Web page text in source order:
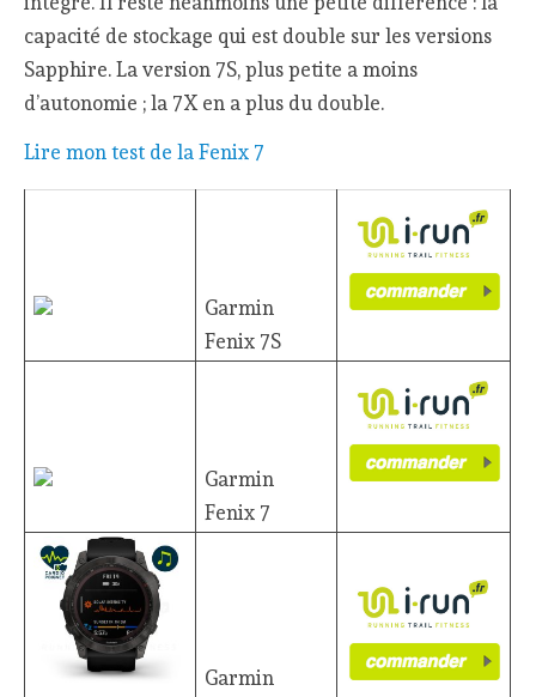
capacité de stockage qui est double sur les versions
Sapphire. La version 7S, plus petite a moins
d’autonomie ; la 7X en a plus du double.
Lire mon test de la Fenix 7
Garmin
Fenix 7S
Garmin
Fenix 7
Garmin